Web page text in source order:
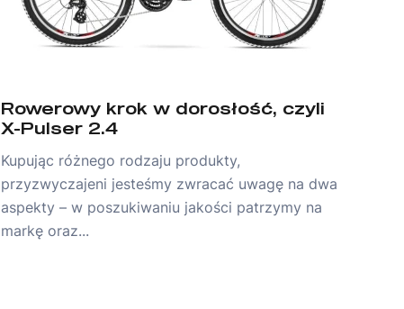
Rowerowy krok w dorosłość, czyli
X-Pulser 2.4
Kupując różnego rodzaju produkty,
przyzwyczajeni jesteśmy zwracać uwagę na dwa
aspekty – w poszukiwaniu jakości patrzymy na
markę oraz...